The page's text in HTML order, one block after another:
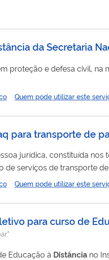
da Secretaria
proteção e defesa civil, na
Quem pode utilizar este
para transporte de
jurídica, constituída
que tenha por objeto a prestação de
de travessia , nos
nº 1.274/2009, a
Quem pode utilizar este
para curso de
Educação à Distância no